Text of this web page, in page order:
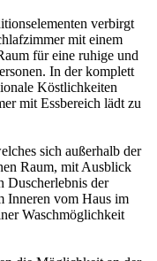
verbirgt
mit einem
für eine ruhige und
In der komplett
Köstlichkeiten
mit Essbereich lädt zu
sich außerhalb der
Raum, mit Ausblick
Duscherlebnis der
Inneren vom Haus im
Waschmöglichkeit